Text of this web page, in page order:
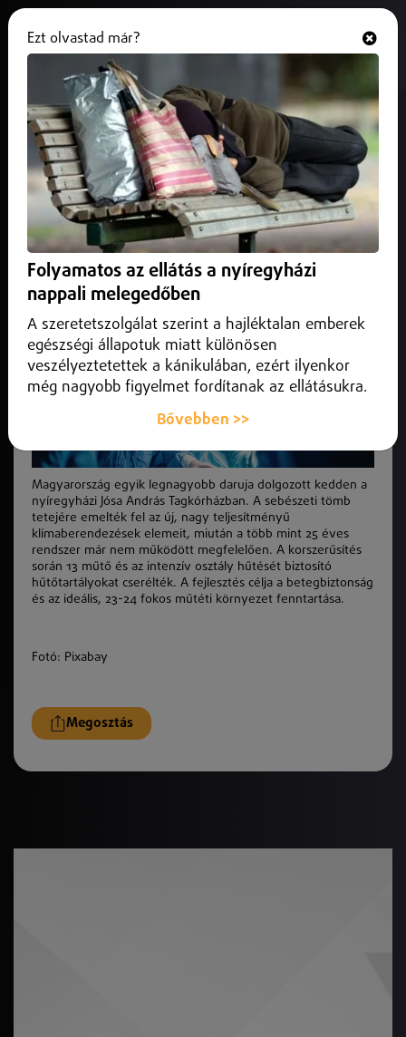
Klímakorszerűsítés a Jósa András
Tagkórházban
2025. július 24.Nyíregyháza
A fejlesztés célja a betegbiztonság és az ideális, 23-24
Magyarország egyik legnagyobb daruja dolgozott kedden a
nyíregyházi Jósa András Tagkórházban. A sebészeti tömb
tetejére emelték fel az új, nagy teljesítményű
klímaberendezések elemeit, miután a több mint 25 éves
rendszer már nem működött megfelelően. A korszerűsítés
során 13 műtő és az intenzív osztály hűtését biztosító
hűtőtartályokat cserélték. A fejlesztés célja a betegbiztonság
és az ideális, 23-24 fokos műtéti környezet fenntartása.
Fotó: Pixabay
Megosztás
Ezt olvastad már?
Folyamatos az ellátás a nyíregyházi
nappali melegedőben
A szeretetszolgálat szerint a hajléktalan emberek
egészségi állapotuk miatt különösen
veszélyeztetettek a kánikulában, ezért ilyenkor
még nagyobb figyelmet fordítanak az ellátásukra.
Bővebben >>